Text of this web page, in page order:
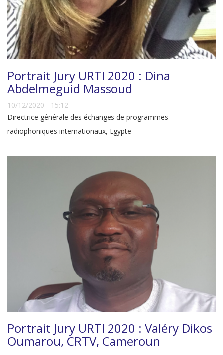
Portrait Jury URTI 2020 : Dina
Abdelmeguid Massoud
10/12/2020 - 15:12
Directrice générale des échanges de programmes
radiophoniques internationaux, Egypte
Portrait Jury URTI 2020 : Valéry Dikos
Oumarou, CRTV, Cameroun